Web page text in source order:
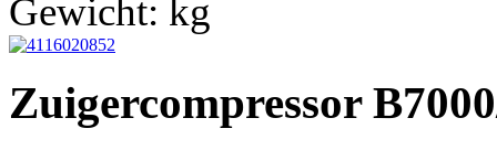
Gewicht: kg
Zuigercompressor